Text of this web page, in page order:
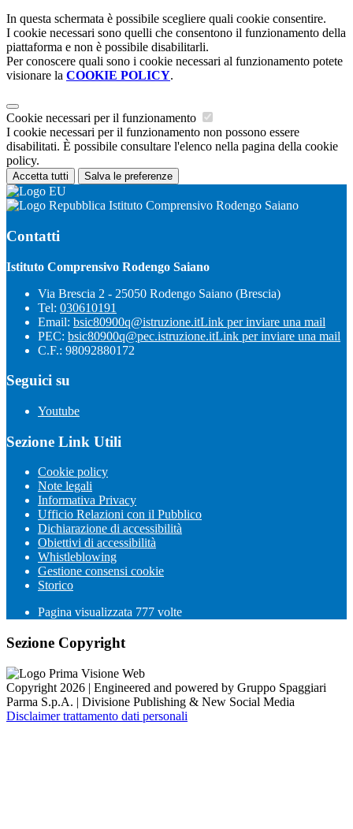
In questa schermata è possibile scegliere quali cookie consentire.
I cookie necessari sono quelli che consentono il funzionamento della
piattaforma e non è possibile disabilitarli.
Per conoscere quali sono i cookie necessari al funzionamento potete
visionare la COOKIE POLICY.
Cookie necessari per il funzionamento
I cookie necessari per il funzionamento non possono essere
disabilitati. È possibile consultare l'elenco nella pagina della cookie
policy.
Accetta tutti Salva le preferenze
Istituto Comprensivo Rodengo Saiano
Contatti
Istituto Comprensivo Rodengo Saiano
Via Brescia 2 - 25050 Rodengo Saiano (Brescia)
Tel: 030610191
Email: bsic80900q@istruzione.itLink per inviare una mail
PEC: bsic80900q@pec.istruzione.itLink per inviare una mail
C.F.: 98092880172
Seguici su
Youtube
Sezione Link Utili
Cookie policy
Note legali
Informativa Privacy
Ufficio Relazioni con il Pubblico
Dichiarazione di accessibilità
Obiettivi di accessibilità
Whistleblowing
Gestione consensi cookie
Storico
Pagina visualizzata 777 volte
Sezione Copyright
Copyright 2026 | Engineered and powered by Gruppo Spaggiari
Parma S.p.A. | Divisione Publishing & New Social Media
Disclaimer trattamento dati personali